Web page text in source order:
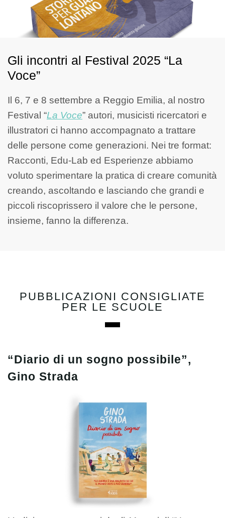
Gli incontri al Festival 2025 “La
Voce”
Il 6, 7 e 8 settembre a Reggio Emilia, al nostro
Festival “La Voce” autori, musicisti ricercatori e
illustratori ci hanno accompagnato a trattare
delle persone come generazioni. Nei tre format:
Racconti, Edu-Lab ed Esperienze abbiamo
voluto sperimentare la pratica di creare comunità
creando, ascoltando e lasciando che grandi e
piccoli riscoprissero il valore che le persone,
insieme, fanno la differenza.
PUBBLICAZIONI CONSIGLIATE
PER LE SCUOLE
“Diario di un sogno possibile”,
Gino Strada